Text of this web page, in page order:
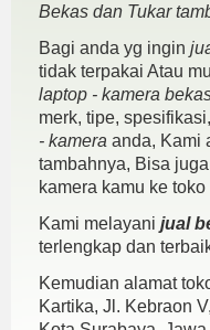
Bekas dan Tukar
Bagi anda yg ingin
tidak terpakai Atau
laptop - kamera
merk, tipe,
- kamera anda, Kami
tambahnya, Bisa
kamera kamu ke toko
Kami melayani jual
terlengkap dan
Kemudian alamat
Kartika, Jl. Kebraon